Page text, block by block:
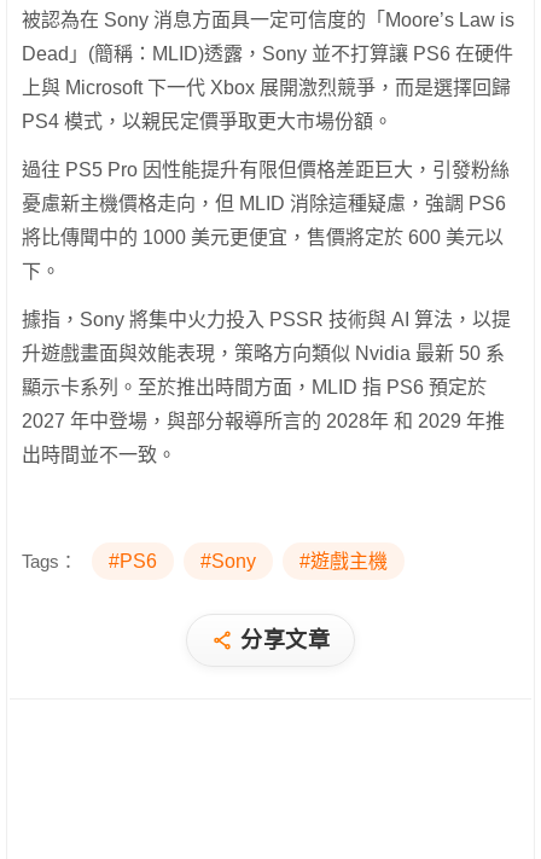
被認為在 Sony 消息方面具一定可信度的「Moore’s Law is
Dead」(簡稱：MLID)透露，Sony 並不打算讓 PS6 在硬件
上與 Microsoft 下一代 Xbox 展開激烈競爭，而是選擇回歸
PS4 模式，以親民定價爭取更大市場份額。
過往 PS5 Pro 因性能提升有限但價格差距巨大，引發粉絲
憂慮新主機價格走向，但 MLID 消除這種疑慮，強調 PS6
將比傳聞中的 1000 美元更便宜，售價將定於 600 美元以
下。
據指，Sony 將集中火力投入 PSSR 技術與 AI 算法，以提
升遊戲畫面與效能表現，策略方向類似 Nvidia 最新 50 系
顯示卡系列。至於推出時間方面，MLID 指 PS6 預定於
2027 年中登場，與部分報導所言的 2028年 和 2029 年推
出時間並不一致。
Tags： #PS6 #Sony #遊戲主機
分享文章